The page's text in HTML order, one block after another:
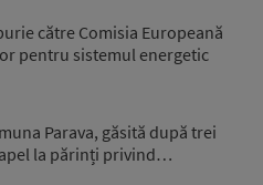
către Comisia Europeană
pentru sistemul energetic
Parava, găsită după trei
la părinți privind…